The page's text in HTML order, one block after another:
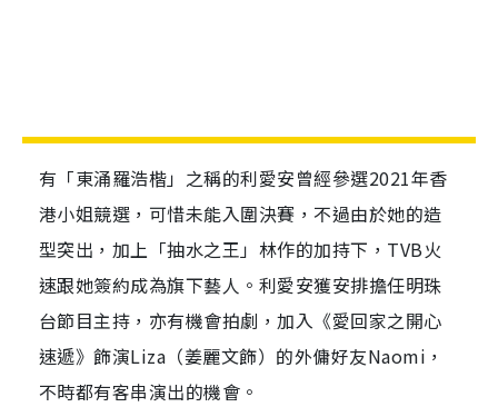
有「東涌羅浩楷」之稱的利愛安曾經參選2021年香
港小姐競選，可惜未能入圍決賽，不過由於她的造
型突出，加上「抽水之王」林作的加持下，TVB火
速跟她簽約成為旗下藝人。利愛安獲安排擔任明珠
台節目主持，亦有機會拍劇，加入《愛回家之開心
速遞》飾演Liza（姜麗文飾）的外傭好友Naomi，
不時都有客串演出的機會。